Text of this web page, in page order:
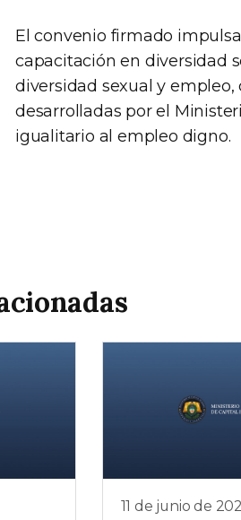
El convenio firmado
capacitación en diversidad
diversidad sexual y
desarrolladas por el
igualitario al empleo digno.
11 de junio de